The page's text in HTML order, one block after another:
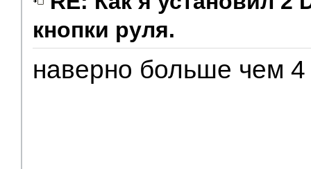
кнопки руля.
наверно больше чем